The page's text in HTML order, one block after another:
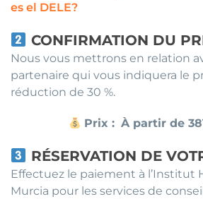
es el DELE?
CONFIRMATION DU
Nous vous mettrons en relation
partenaire qui vous indiquera le
réduction de 30 %.
Prix : À partir de
RÉSERVATION DE
Effectuez le paiement à l’Institut
Murcia pour les services de